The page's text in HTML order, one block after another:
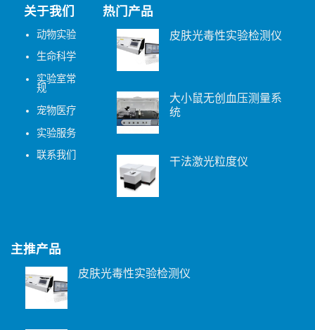
关于我们
动物实验
生命科学
实验室常
规
宠物医疗
实验服务
联系我们
热门产品
皮肤光毒性实验检测仪
大小鼠无创血压测量系
统
干法激光粒度仪
主推产品
皮肤光毒性实验检测仪